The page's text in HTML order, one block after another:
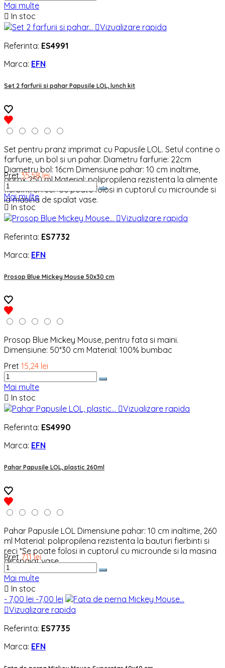
Mai multe
 In stoc
Vizualizare rapida
Referinta: ES4991
Marca: EFN
Set 2 farfurii si pahar Papusile LOL, lunch kit
Set pentru pranz imprimat cu Papusile LOL. Setul contine o
farfurie, un bol si un pahar. Diametru farfurie: 22cm
Diametru bol: 16cm Dimensiune pahar: 10 cm inaltime,
aprox 250 ml Material: polipropilena rezistenta la alimente
fierbinti si reci *Se poate folosi in cuptorul cu microunde si
la masina de spalat vase.
Pret 35,58 lei
Mai multe
 In stoc
Vizualizare rapida
Referinta: ES7732
Marca: EFN
Prosop Blue Mickey Mouse 50x30 cm
Prosop Blue Mickey Mouse, pentru fata si maini.
Dimensiune: 50*30 cm Material: 100% bumbac
Pret 15,24 lei
Mai multe
 In stoc
Vizualizare rapida
Referinta: ES4990
Marca: EFN
Pahar Papusile LOL, plastic 260ml
Pahar Papusile LOL Dimensiune pahar: 10 cm inaltime, 260
ml Material: polipropilena rezistenta la bauturi fierbinti si
reci *Se poate folosi in cuptorul cu microunde si la masina
de spalat vase.
Pret 7,11 lei
Mai multe
 In stoc
- 7,00 lei -7,00 lei
Vizualizare rapida
Referinta: ES7735
Marca: EFN